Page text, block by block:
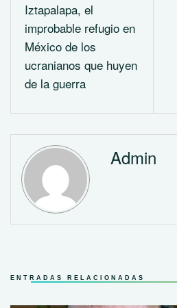
Iztapalapa, el
improbable refugio en
México de los
ucranianos que huyen
de la guerra
Admin
ENTRADAS RELACIONADAS